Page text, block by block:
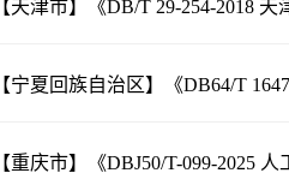
【天津市】《DB/T 29-254-2018
【宁夏回族自治区】《DB64/T
【重庆市】《DBJ50/T-099-2025